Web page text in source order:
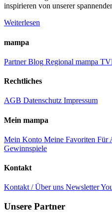
inspirieren von unserer
Weiterlesen
mampa
PartnerBlog Regional mampa TV
Rechtliches
AGB Datenschutz Impressum
Mein mampa
Mein Konto Meine Favoriten Für
Gewinnspiele
Kontakt
Kontakt / Über uns Newsletter
Unsere Partner